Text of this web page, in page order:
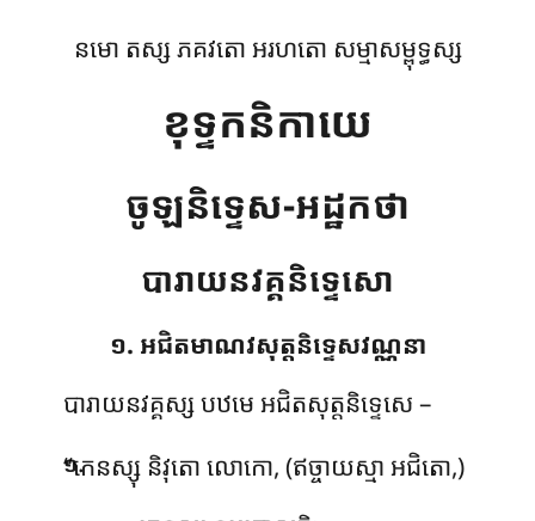
នមោ តស្ស ភគវតោ អរហតោ សម្មាសម្ពុទ្ធស្ស
ខុទ្ទកនិកាយេ
ចូឡនិទ្ទេស-អដ្ឋកថា
បារាយនវគ្គនិទ្ទេសោ
១. អជិតមាណវសុត្តនិទ្ទេសវណ្ណនា
បារាយនវគ្គស្សបឋមេ អជិតសុត្តនិទ្ទេសេ –
១.
‘‘កេនស្សុ និវុតោ លោកោ, (ឥច្ចាយស្មា អជិតោ,)